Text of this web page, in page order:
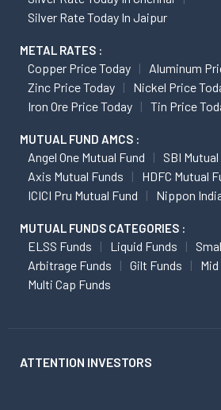
Silver Rate Today In Jaipur
METAL RATES :
Copper Price Today
Aluminum
Zinc Price Today
Nickel Price
Iron Ore Price Today
Tin Price
MUTUAL FUND AMCS :
Angel One Mutual Fund
SBI
Axis Mutual Funds
HDFC Mutual
ICICI Pru Mutual Fund
Nippon
MUTUAL FUNDS CATEGORIES :
ELSS Funds Liquid Funds
Arbitrage Funds
Gilt Funds
Multi Cap Funds
ATTENTION INVESTORS